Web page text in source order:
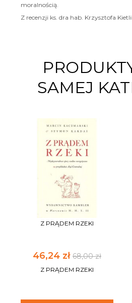
moralnością.
Z recenzji ks. dra hab. Krzysztofa
SAMEJ
Z PRĄDEM RZEKI
46,24 zł 68,00 zł
Z PRĄDEM RZEKI